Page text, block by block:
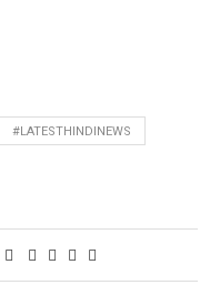
#LATESTHINDINEWS